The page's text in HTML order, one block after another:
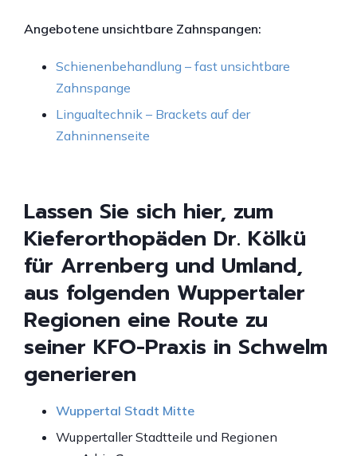
Angebotene unsichtbare Zahnspangen:
Schienenbehandlung – fast unsichtbare
Zahnspange
Lingualtechnik – Brackets auf der
Zahninnenseite
Lassen Sie sich hier, zum
Kieferorthopäden Dr. Kölkü
für Arrenberg und Umland,
aus folgenden Wuppertaler
Regionen eine Route zu
seiner KFO-Praxis in Schwelm
generieren
Wuppertal Stadt Mitte
Wuppertaller Stadtteile und Regionen